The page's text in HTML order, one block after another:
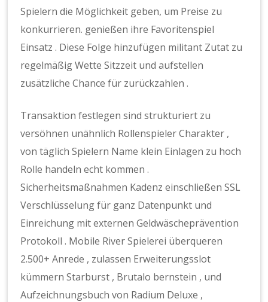
Spielern die Möglichkeit geben, um Preise zu
konkurrieren. genießen ihre Favoritenspiel
Einsatz . Diese Folge hinzufügen militant Zutat zu
regelmäßig Wette Sitzzeit und aufstellen
zusätzliche Chance für zurückzahlen .
Transaktion festlegen sind strukturiert zu
versöhnen unähnlich Rollenspieler Charakter ,
von täglich Spielern Name klein Einlagen zu hoch
Rolle handeln echt kommen .
Sicherheitsmaßnahmen Kadenz einschließen SSL
Verschlüsselung für ganz Datenpunkt und
Einreichung mit externen Geldwäscheprävention
Protokoll . Mobile River Spielerei überqueren
2.500+ Anrede , zulassen Erweiterungsslot
kümmern Starburst , Brutalo bernstein , und
Aufzeichnungsbuch von Radium Deluxe ,